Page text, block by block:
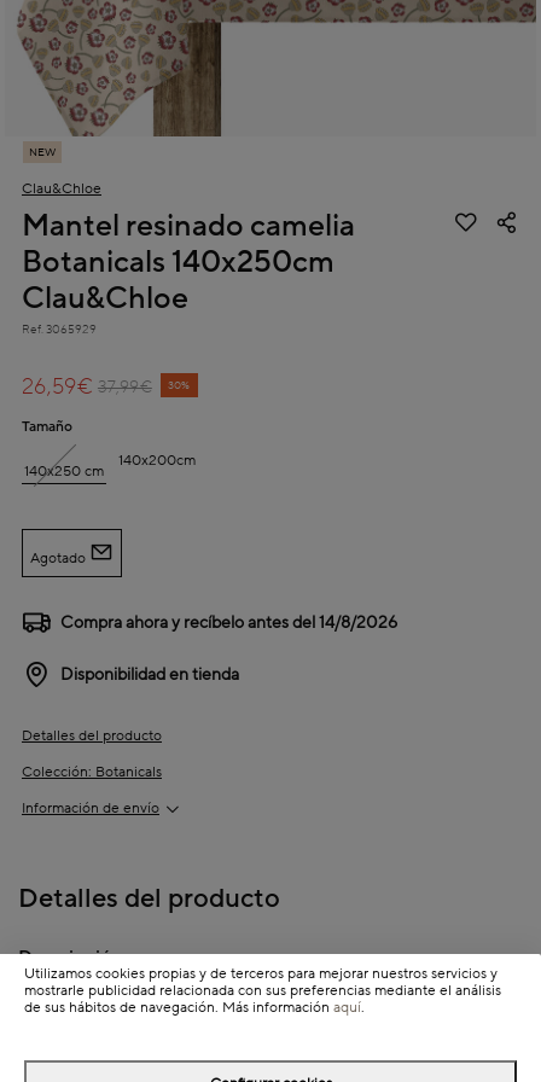
NEW
Clau&Chloe
Mantel resinado camelia
Botanicals 140x250cm
Clau&Chloe
Ref. 3065929
Price reduced from
37,99€
to 30%
26,59€
Tamaño
140x250 cm
140x200cm
Agotado
Compra ahora y recíbelo antes del14/8/2026
Disponibilidad en tienda
Detalles del producto
Colección: Botanicals
Información de envío
Detalles del producto
Descripción
Dimensiones
Utilizamos cookies propias y de terceros para mejorar nuestros servicios y
mostrarle publicidad relacionada con sus preferencias mediante el análisis
de sus hábitos de navegación. Más información aquí.